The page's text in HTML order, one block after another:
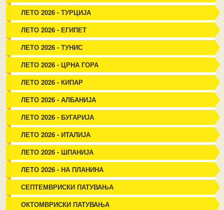
ЛЕТО 2026 - ТУРЦИЈА
ЛЕТО 2026 - ЕГИПЕТ
ЛЕТО 2026 - ТУНИС
ЛЕТО 2026 - ЦРНА ГОРА
ЛЕТО 2026 - КИПАР
ЛЕТО 2026 - АЛБАНИЈА
ЛЕТО 2026 - БУГАРИЈА
ЛЕТО 2026 - ИТАЛИЈА
ЛЕТО 2026 - ШПАНИЈА
ЛЕТО 2026 - НА ПЛАНИНА
СЕПТЕМВРИСКИ ПАТУВАЊА
ОКТОМВРИСКИ ПАТУВАЊА